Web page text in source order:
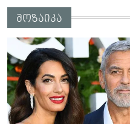
გია
მოზაიკა